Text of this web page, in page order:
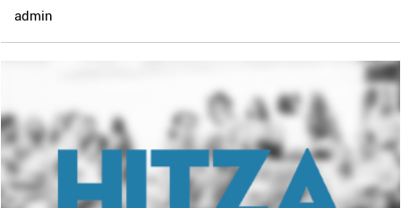
admin